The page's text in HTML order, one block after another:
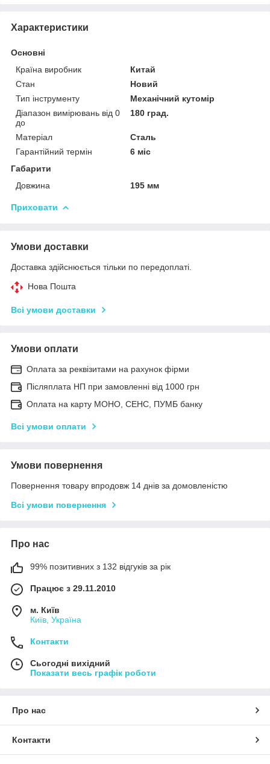
Характеристики
Основні
Країна виробник
Китай
Стан
Новий
Тип інструменту
Механічний кутомір
Діапазон вимірювань від 0
до
180 град.
Матеріал
Сталь
Гарантійний термін
6 міс
Габарити
Довжина
195 мм
Приховати
Умови доставки
Доставка здійснюється тільки по передоплаті.
Нова Пошта
Всі умови доставки
Умови оплати
Оплата за реквізитами на рахунок фірми
Післяплата НП при замовленні від 1000 грн
Оплата на карту МОНО, СЕНС, ПУМБ банку
Всі умови оплати
Умови повернення
Повернення товару впродовж 14 днів за домовленістю
Всі умови повернення
Про нас
99% позитивних з 132 відгуків за рік
Працює з 29.11.2010
м. Київ
Київ, Україна
Контакти
Сьогодні вихідний
Показати весь графік роботи
Про нас
Контакти